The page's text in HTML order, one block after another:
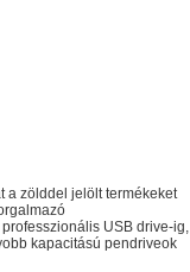
a zölddel jelölt termékeket
USB drive-ig,
kapacitású pendriveok